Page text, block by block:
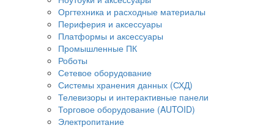
Оргтехника и расходные материалы
Периферия и аксессуары
Платформы и аксессуары
Промышленные ПК
Роботы
Сетевое оборудование
Системы хранения данных (СХД)
Телевизоры и интерактивные панели
Торговое оборудование (AUTOID)
Электропитание